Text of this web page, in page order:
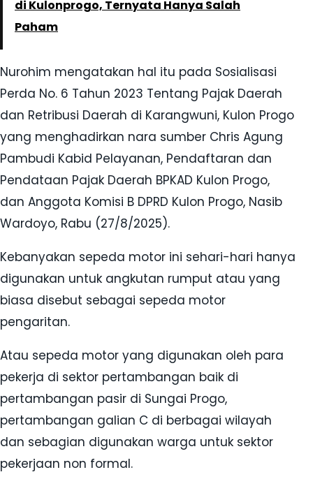
di Kulonprogo, Ternyata Hanya Salah
Paham
Nurohim mengatakan hal itu pada Sosialisasi
Perda No. 6 Tahun 2023 Tentang Pajak Daerah
dan Retribusi Daerah di Karangwuni, Kulon Progo
yang menghadirkan nara sumber Chris Agung
Pambudi Kabid Pelayanan, Pendaftaran dan
Pendataan Pajak Daerah BPKAD Kulon Progo,
dan Anggota Komisi B DPRD Kulon Progo, Nasib
Wardoyo, Rabu (27/8/2025).
Kebanyakan sepeda motor ini sehari-hari hanya
digunakan untuk angkutan rumput atau yang
biasa disebut sebagai sepeda motor
pengaritan.
Atau sepeda motor yang digunakan oleh para
pekerja di sektor pertambangan baik di
pertambangan pasir di Sungai Progo,
pertambangan galian C di berbagai wilayah
dan sebagian digunakan warga untuk sektor
pekerjaan non formal.